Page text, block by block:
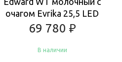
очагом Evrika 25,5 LED
69 780 ₽
В наличии